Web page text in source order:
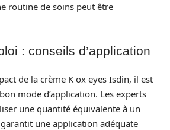
routine de soins peut être
: conseils d’application
de la crème K ox eyes Isdin, il est
mode d’application. Les experts
une quantité équivalente à un
une application adéquate